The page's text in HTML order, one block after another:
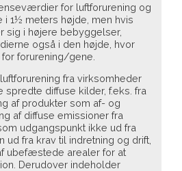
for luftforurening og
i 1½ meters højde, men hvis
sig i højere bebyggelser,
også i den højde, hvor
forurening/gene.
fra virksomheder
spredte diffuse kilder, f.eks. fra
af produkter som af- og
af diffuse emissioner fra
udgangspunkt ikke ud fra
fra krav til indretning og drift,
ubefæstede arealer for at
Derudover indeholder